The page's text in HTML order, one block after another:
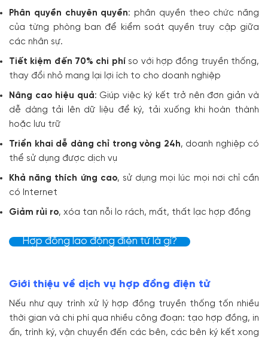
Phân quyền chuyên quyền: phân quyền theo chức năng
của từng phòng ban để kiểm soát quyền truy cập giữa
các nhân sự.
Tiết kiệm đến 70% chi phíso với hợp đồng truyền thống,
thay đổi nhỏ mang lại lợi ích to cho doanh nghiệp
Nâng cao hiệu quả: Giúp việc ký kết trở nên đơn giản và
dễ dàng tải lên dữ liệu để ký, tải xuống khi hoàn thành
hoặc lưu trữ
Triển khai dễ dàng chỉ trong vòng 24h, doanh nghiệp có
thể sử dụng được dịch vụ
Khả năng thích ứng cao, sử dụng mọi lúc mọi nơi chỉ cần
có Internet
Giảm rủi ro, xóa tan nỗi lo rách, mất, thất lạc hợp đồng
Hợp đồng lao động điện tử là gì?
Giới thiệu về dịch vụ hợp đồng điện tử
Nếu như quy trình xử lý hợp đồng truyền thống tốn nhiều
thời gian và chi phí qua nhiều công đoạn: tạo hợp đồng, in
ấn, trình ký, vận chuyển đến các bên, các bên ký kết xong